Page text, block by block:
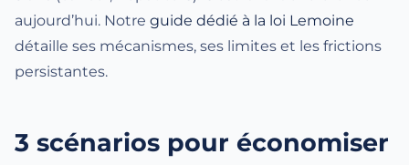
aujourd’hui. Notre guide dédié à la loi Lemoine
détaille ses mécanismes, ses limites et les frictions
persistantes.
3 scénarios pour économiser